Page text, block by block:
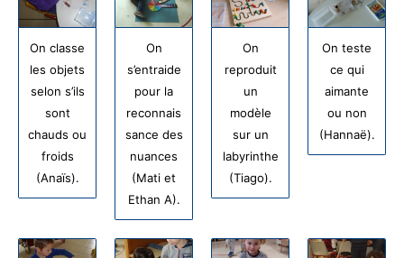
On classe
les objets
selon s’ils
sont
chauds ou
froids
(Anaïs).
On
s’entraide
pour la
reconnais
sance des
nuances
(Mati et
Ethan A).
On
reproduit
un
modèle
sur un
labyrinthe
(Tiago).
On teste
ce qui
aimante
ou non
(Hannaë).